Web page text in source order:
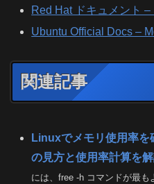
Red Hat ドキュメント
Ubuntu Official Docs –
関連記事
Linuxでメモリ使用率を
の見方と使用率計算を
には、free -h コマンドが最も